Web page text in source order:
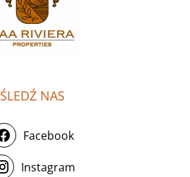
ŚLEDŹ NAS
Facebook
Instagram